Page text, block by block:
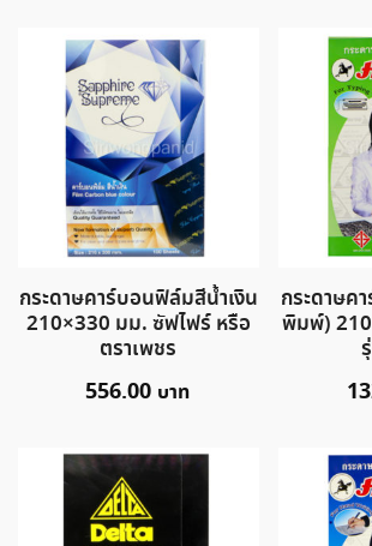
กระดาษคาร์บอนฟิล์มสีน้ำเงิน
210×330 มม. ซัฟไฟร์ หรือ
ตราเพชร
556.00
กระดาษค
พิมพ์)